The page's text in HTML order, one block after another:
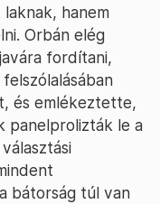
hanem
Orbán elég
fordítani,
és emlékeztette,
panelprolizták le a
bátorság túl van